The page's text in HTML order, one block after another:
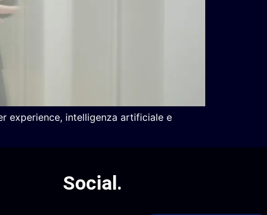
experience, intelligenza artificiale e
Social .